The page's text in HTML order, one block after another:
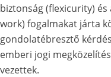
biztonság (flexicurity)
work) fogalmakat járta
gondolatébresztő
emberi jogi
vezettek.